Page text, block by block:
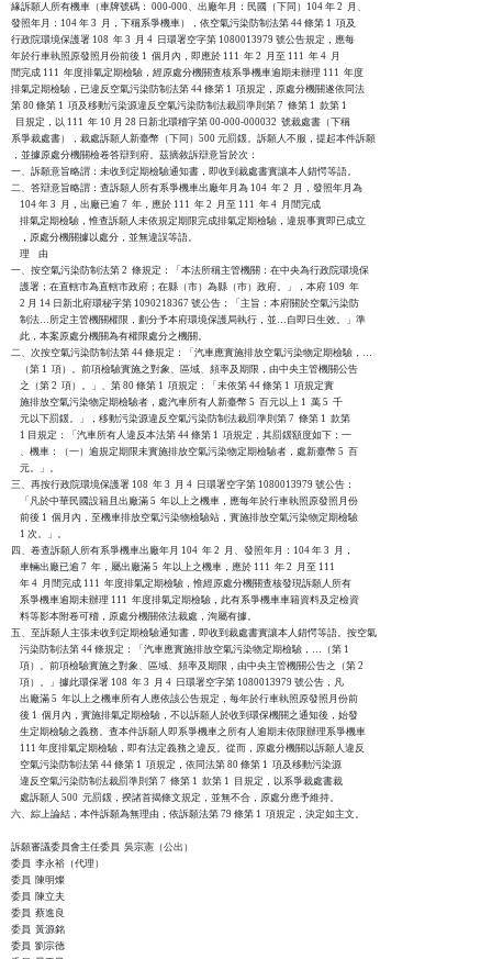
緣訴願人所有機車（車牌號碼： 000-000、出廠年月：民國（下同）104 年 2  月、
發照年月：104 年 3  月，下稱系爭機車），依空氣污染防制法第 44 條第 1  項及
行政院環境保護署 108  年 3  月 4  日環署空字第 1080013979 號公告規定，應每
年於行車執照原發照月份前後 1  個月內，即應於 111  年 2  月至 111  年 4  月
間完成 111  年度排氣定期檢驗，經原處分機關查核系爭機車逾期未辦理 111  年度
排氣定期檢驗，已違反空氣污染防制法第 44 條第 1  項規定，原處分機關遂依同法
第 80 條第 1  項及移動污染源違反空氣污染防制法裁罰準則第 7  條第 1  款第 1
  目規定，以 111  年 10 月 28 日新北環稽字第 00-000-000032  號裁處書（下稱
系爭裁處書），裁處訴願人新臺幣（下同）500 元罰鍰。訴願人不服，提起本件訴願
，並據原處分機關檢卷答辯到府。茲摘敘訴辯意旨於次：
一、訴願意旨略謂：未收到定期檢驗通知書，即收到裁處書實讓本人錯愕等語。
二、答辯意旨略謂：查訴願人所有系爭機車出廠年月為 104  年 2  月，發照年月為
    104 年 3  月，出廠已逾 7  年，應於 111  年 2  月至 111  年 4  月間完成
    排氣定期檢驗，惟查訴願人未依規定期限完成排氣定期檢驗，違規事實即已成立
    ，原處分機關據以處分，並無違誤等語。
    理    由
一、按空氣污染防制法第 2  條規定：「本法所稱主管機關：在中央為行政院環境保
    護署；在直轄市為直轄市政府；在縣（市）為縣（巿）政府。」，本府 109  年
    2 月 14 日新北府環秘字第 1090218367 號公告：「主旨：本府關於空氣污染防
    制法…所定主管機關權限，劃分予本府環境保護局執行，並…自即日生效。」準
    此，本案原處分機關為有權限處分之機關。
二、次按空氣污染防制法第 44 條規定：「汽車應實施排放空氣污染物定期檢驗，…
    （第 1  項）。前項檢驗實施之對象、區域、頻率及期限，由中央主管機關公告
    之（第 2  項）。」、第 80 條第 1  項規定：「未依第 44 條第 1  項規定實
    施排放空氣污染物定期檢驗者，處汽車所有人新臺幣 5  百元以上 1  萬 5  千
    元以下罰鍰。」，移動污染源違反空氣污染防制法裁罰準則第 7  條第 1  款第
    1 目規定：「汽車所有人違反本法第 44 條第 1  項規定，其罰鍰額度如下：一
    、機車：（一）逾規定期限未實施排放空氣污染物定期檢驗者，處新臺幣 5  百
    元。」。
三、再按行政院環境保護署 108  年 3  月 4  日環署空字第 1080013979 號公告：
    「凡於中華民國設籍且出廠滿 5  年以上之機車，應每年於行車執照原發照月份
    前後 1  個月內，至機車排放空氣污染物檢驗站，實施排放空氣污染物定期檢驗
    1 次。」。
四、卷查訴願人所有系爭機車出廠年月 104  年 2  月、發照年月：104 年 3  月，
    車輛出廠已逾 7  年，屬出廠滿 5  年以上之機車，應於 111  年 2  月至 111
    年 4  月間完成 111  年度排氣定期檢驗，惟經原處分機關查核發現訴願人所有
    系爭機車逾期未辦理 111  年度排氣定期檢驗，此有系爭機車車籍資料及定檢資
    料等影本附卷可稽，原處分機關依法裁處，洵屬有據。
五、至訴願人主張未收到定期檢驗通知書，即收到裁處書實讓本人錯愕等語。按空氣
    污染防制法第 44 條規定：「汽車應實施排放空氣污染物定期檢驗，…（第 1
    項）。前項檢驗實施之對象、區域、頻率及期限，由中央主管機關公告之（第 2
    項）。」據此環保署 108  年 3  月 4  日環署空字第 1080013979 號公告，凡
    出廠滿 5  年以上之機車所有人應依該公告規定，每年於行車執照原發照月份前
    後 1  個月內，實施排氣定期檢驗，不以訴願人於收到環保機關之通知後，始發
    生定期檢驗之義務。查本件訴願人即系爭機車之所有人逾期未依限辦理系爭機車
    111 年度排氣定期檢驗，即有法定義務之違反。從而，原處分機關以訴願人違反
    空氣污染防制法第 44 條第 1  項規定，依同法第 80 條第 1  項及移動污染源
    違反空氣污染防制法裁罰準則第 7  條第 1  款第 1  目規定，以系爭裁處書裁
    處訴願人 500  元罰鍰，揆諸首揭條文規定，並無不合，原處分應予維持。
六、綜上論結，本件訴願為無理由，依訴願法第 79 條第 1  項規定，決定如主文。
訴願審議委員會主任委員  吳宗憲（公出）
委員  李永裕（代理）
委員  陳明燦
委員  陳立夫
委員  蔡進良
委員  黃源銘
委員  劉宗德